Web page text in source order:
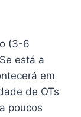
(3-6
está a
em
de OTs
poucos